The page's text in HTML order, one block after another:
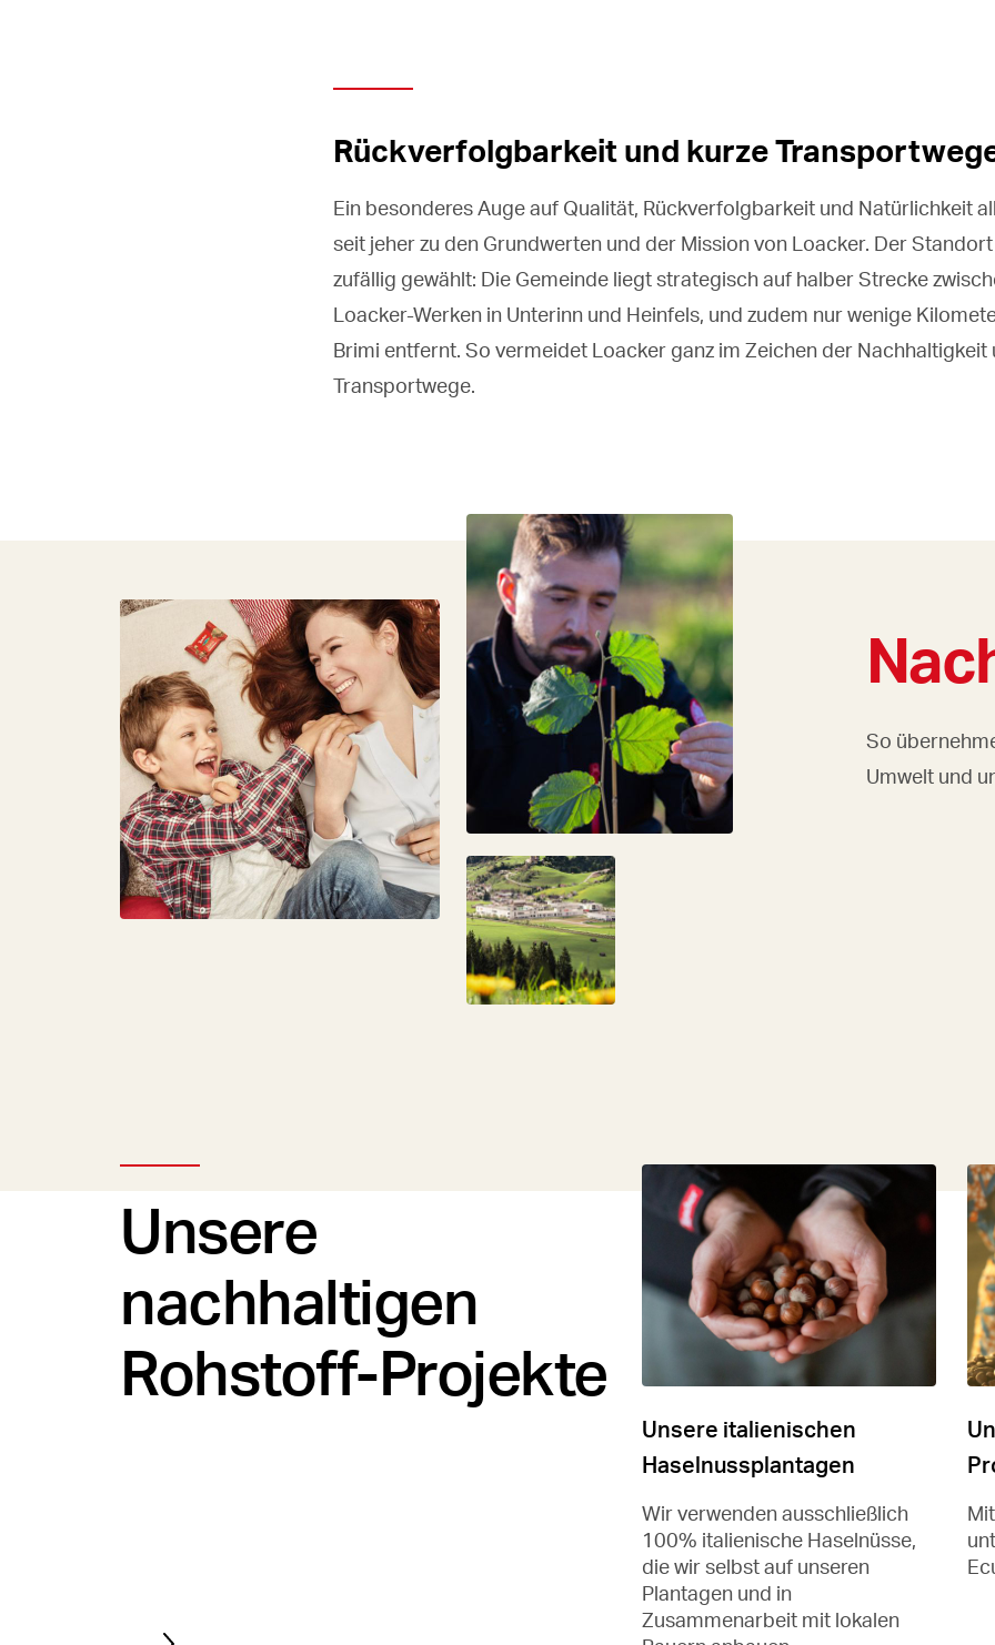
Rückverfolgbarkeit und kurze
Ein besonderes Auge auf Qualität, Rückverfolgbarkeit und Natürlichkeit
seit jeher zu den Grundwerten und der Mission von Loacker. Der
zufällig gewählt: Die Gemeinde liegt strategisch auf halber Strecke
Loacker-Werken in Unterinn und Heinfels, und zudem nur wenige
Brimi entfernt. So vermeidet Loacker ganz im Zeichen der Nachhaltigkeit
Transportwege.
So
Umwelt und
Unsere
nachhaltigen
Rohstoff-Projekte
Unsere italienischen
Haselnussplantagen
Wir verwenden ausschließlich
100% italienische Haselnüsse,
die wir selbst auf unseren
Plantagen und in
Zusammenarbeit mit lokalen